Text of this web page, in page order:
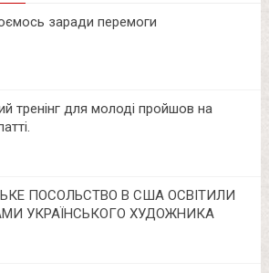
заради перемоги
тренінг для молоді пройшов на
ПОСОЛЬСТВО В США ОСВІТИЛИ
УКРАЇНСЬКОГО ХУДОЖНИКА